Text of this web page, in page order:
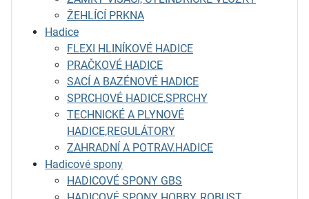
ŽEHLÍCÍ PRKNA
Hadice
FLEXI HLINÍKOVÉ HADICE
PRAČKOVÉ HADICE
SACÍ A BAZÉNOVÉ HADICE
SPRCHOVÉ HADICE,SPRCHY
TECHNICKÉ A PLYNOVÉ
HADICE,REGULÁTORY
ZAHRADNÍ A POTRAV.HADICE
Hadicové spony
HADICOVÉ SPONY GBS